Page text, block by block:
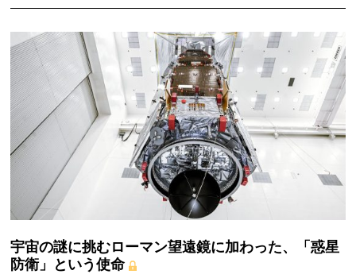
宇宙の謎に挑むローマン望遠鏡に加わった、「惑星
防衛」という使命